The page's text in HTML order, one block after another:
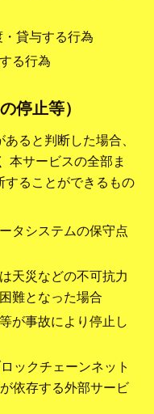
貸与する行為
る行為
停止等）
ると判断した場合、
本サービスの全部ま
することができるもの
タシステムの保守点
天災などの不可抗力
難となった場合
が事故により停止し
クチェーンネット
依存する外部サービ